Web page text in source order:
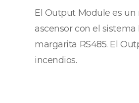
El Output Module es un
ascensor con el
margarita RS485. El
incendios.